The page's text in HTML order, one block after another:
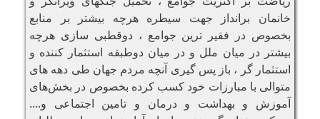
خانمان برانداز جهت سیطره هرچه بیشتر بر منابع
بخصوص در فقیر ترین جوامع ، دوقطبی سازی هرچه
بیشتر در میان ملل و در میان دوطبقه استثمار کننده و
استثمار گر ، باز پس گیری آنچه مردم جهان طی دهه های
متوالی با مبارزات خود کسب کرده بخصوص در بخش‌های
آموزش و بهداشت و درمان و تامین اجتماعی و....